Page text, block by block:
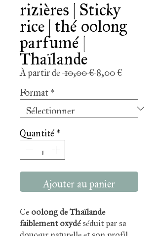
rizières | Sticky
rice | thé oolong
parfumé |
Thaïlande
À partir de 10,00 € Prix
original
8,00 €
Format *
Quantité *
Ajouter au panier
Ce oolong de Thaïlande
faiblement oxydéséduit par sa
douceur naturelle et son profil